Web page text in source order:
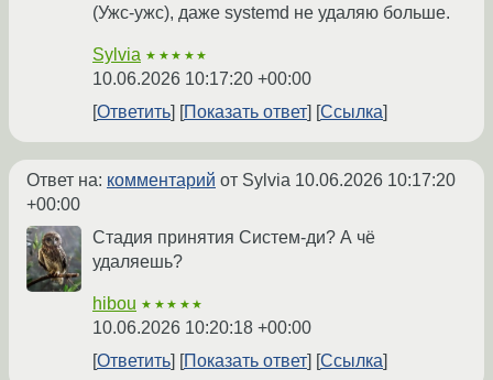
(Ужс-ужс), даже systemd не удаляю больше.
Sylvia ★★★★★
10.06.2026 10:17:20 +00:00
Ответить
Показать ответ Ссылка
Ответ на: комментарий от Sylvia 10.06.2026 10:17:20
+00:00
Стадия принятия Систем-ди? А чё
удаляешь?
hibou ★★★★★
10.06.2026 10:20:18 +00:00
Ответить
Показать ответ Ссылка